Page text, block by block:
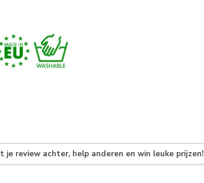
je review achter, help anderen en win leuke prijzen!